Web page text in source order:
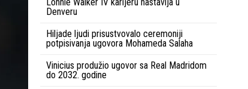
Denveru
Hiljade ljudi prisustvovalo ceremoniji
potpisivanja ugovora Mohameda Salaha
Vinicius produžio ugovor sa Real Madridom
do 2032. godine